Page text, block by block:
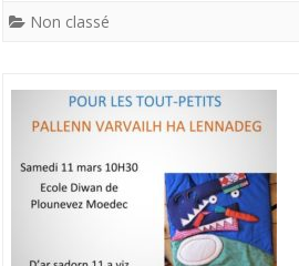
Non classé